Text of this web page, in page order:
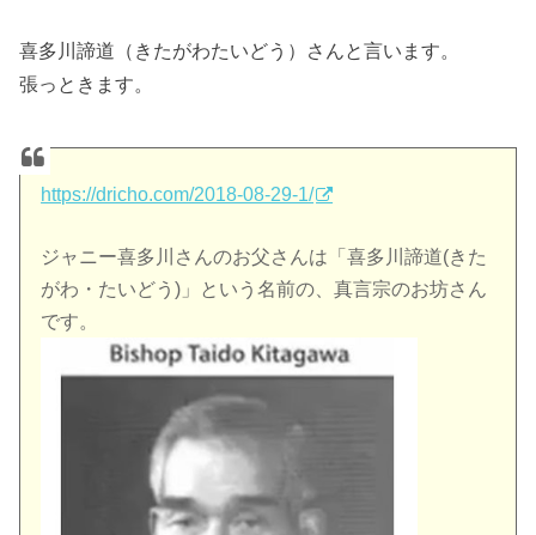
喜多川諦道（きたがわたいどう）さんと言います。
張っときます。
https://dricho.com/2018-08-29-1/
ジャニー喜多川さんのお父さんは「喜多川諦道(きた
がわ・たいどう)」という名前の、真言宗のお坊さん
です。